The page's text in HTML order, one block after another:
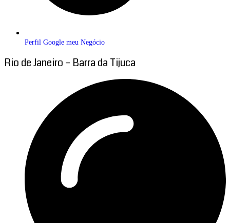
Perfil Google meu Negócio
Rio de Janeiro – Barra da Tijuca